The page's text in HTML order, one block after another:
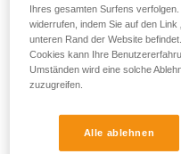
Ihres gesamten Surfens
widerrufen, indem Sie auf den
unteren Rand der Website
Cookies kann Ihre
Umständen wird eine solche
zuzugreifen.
Alle ablehnen